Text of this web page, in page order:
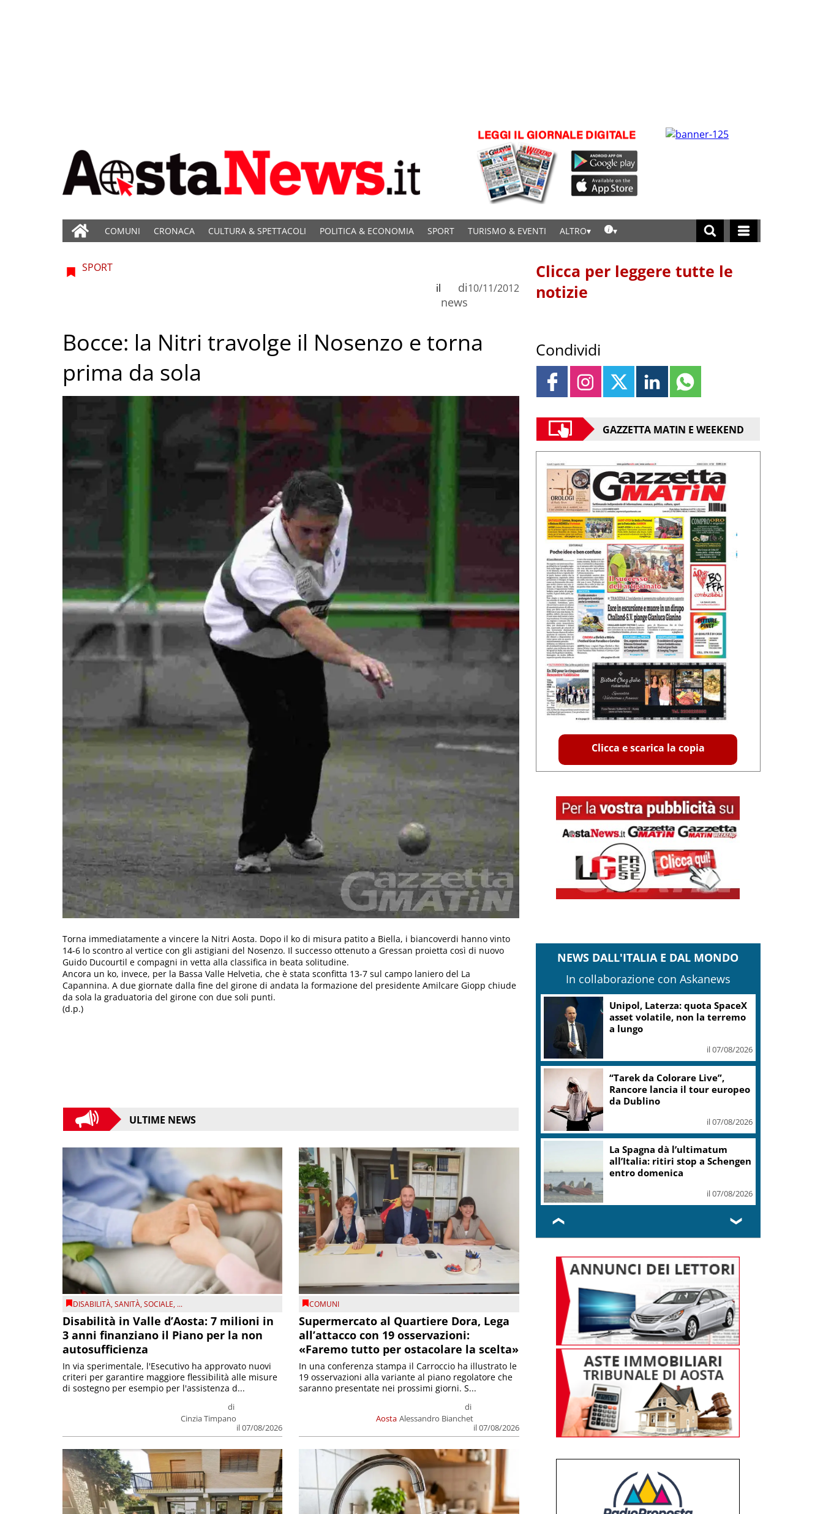
COMUNI CRONACA CULTURA & SPETTACOLI POLITICA & ECONOMIA SPORT TURISMO & EVENTI ALTRO
SPORT
di
news
il 10/11/2012
Bocce: la Nitri travolge il Nosenzo e torna
prima da sola
Torna immediatamente a vincere la Nitri Aosta. Dopo il ko di misura patito a Biella, i biancoverdi hanno vinto
14-6 lo scontro al vertice con gli astigiani del Nosenzo. Il successo ottenuto a Gressan proietta così di nuovo
Guido Ducourtil e compagni in vetta alla classifica in beata solitudine.
Ancora un ko, invece, per la Bassa Valle Helvetia, che è stata sconfitta 13-7 sul campo laniero del La
Capannina. A due giornate dalla fine del girone di andata la formazione del presidente Amilcare Giopp chiude
da sola la graduatoria del girone con due soli punti.
(d.p.)
ULTIME NEWS
DISABILITÀ,SANITÀ,SOCIALE, ...
Disabilità in Valle d’Aosta: 7 milioni in
3 anni finanziano il Piano per la non
autosufficienza
di
Cinzia Timpano
il 07/08/2026
In via sperimentale, l'Esecutivo ha approvato nuovi
criteri per garantire maggiore flessibilità alle misure
di sostegno per esempio per l'assistenza d...
COMUNI
Supermercato al Quartiere Dora, Lega
all’attacco con 19 osservazioni:
«Faremo tutto per ostacolare la scelta»
Aosta
di
Alessandro Bianchet
il 07/08/2026
In una conferenza stampa il Carroccio ha illustrato le
19 osservazioni alla variante al piano regolatore che
saranno presentate nei prossimi giorni. S...
Clicca per leggere tutte le
notizie
Condividi
GAZZETTA MATIN E WEEKEND
Clicca e scarica la copia
NEWS DALL'ITALIA E DAL MONDO
In collaborazione con Askanews
Unipol, Laterza: quota SpaceX
asset volatile, non la terremo
a lungo
il 07/08/2026
“Tarek da Colorare Live”,
Rancore lancia il tour europeo
da Dublino
il 07/08/2026
La Spagna dà l’ultimatum
all’Italia: ritiri stop a Schengen
entro domenica
il 07/08/2026
❮ ❯